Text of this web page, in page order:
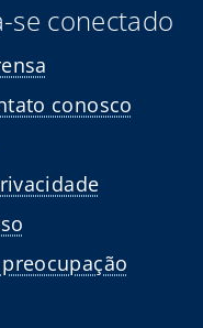
se conectado
conosco